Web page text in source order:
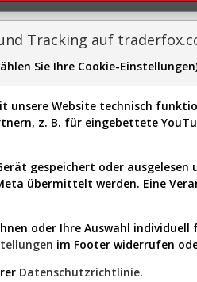
Easy-Scan
für Premium-
Tracking auf
Sie Ihre Cookie-
unsere Website technisch
z. B. für eingebettete
gespeichert oder ausgelesen
übermittelt werden. Eine
oder Ihre Auswahl
im Footer widerrufen
Datenschutzrichtlinie.